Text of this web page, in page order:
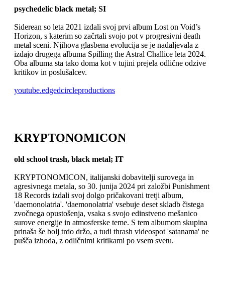
psychedelic black metal; SI
Siderean so leta 2021 izdali svoj prvi album Lost on Void’s
Horizon, s katerim so začrtali svojo pot v progresivni death
metal sceni. Njihova glasbena evolucija se je nadaljevala z
izdajo drugega albuma Spilling the Astral Challice leta 2024.
Oba albuma sta tako doma kot v tujini prejela odlične odzive
kritikov in poslušalcev.
youtube.edgedcircleproductions
KRYPTONOMICON
old school trash, black metal; IT
KRYPTONOMICON, italijanski dobavitelji surovega in
agresivnega metala, so 30. junija 2024 pri založbi Punishment
18 Records izdali svoj dolgo pričakovani tretji album,
'daemonolatria'. 'daemonolatria' vsebuje deset skladb čistega
zvočnega opustošenja, vsaka s svojo edinstveno mešanico
surove energije in atmosferske teme. S tem albumom skupina
prinaša še bolj trdo držo, a tudi thrash videospot 'satanama' ne
pušča izhoda, z odličnimi kritikami po vsem svetu.